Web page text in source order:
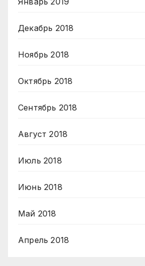
Декабрь 2018
Ноябрь 2018
Октябрь 2018
Сентябрь 2018
Август 2018
Июль 2018
Июнь 2018
Май 2018
Апрель 2018